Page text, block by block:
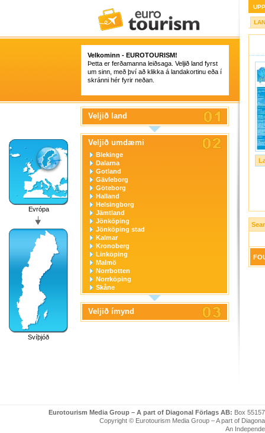
Velkominn - EUROTOURISM!
Þetta er ferðamanna leiðsaga. Veljið land fyrst
um sinn, með því að klikka á landakortinu eða í
skránni hér fyrir neðan.
Evrópa
Svíþjóð
Veljið land
Veljið umdæmi
Blekinge
Dalarna
Gotland
Gävleborg
Göteborg
Halland
Helsingborg
Jämtland
Jönköping
Jönköping stad
Kalmar
Kronoberg
Linköping
Malmö
Norrbotten
Norrköping
Skåne
Stockholm
Stockholm stad
Södermanland
Uppsala
Veljið ímynd
Eurotourism Media Group – A part of Diagonal Förlags AB: Box
Copyright © Eurotourism Media Group – A part of
An